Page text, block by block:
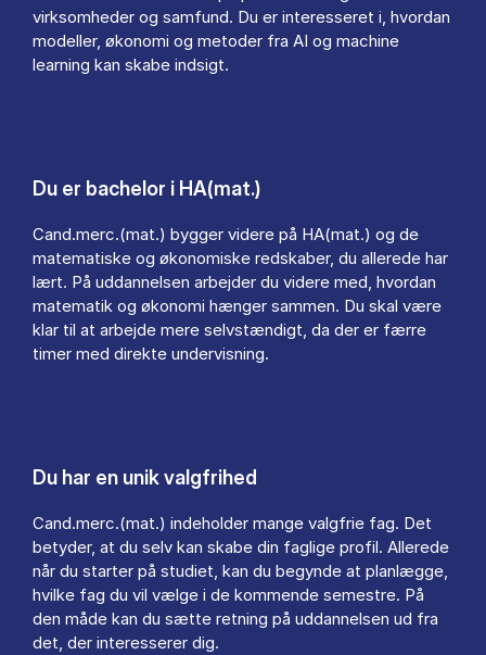
virksomheder og samfund. Du er interesseret i, hvordan
modeller, økonomi og metoder fra AI og machine
learning kan skabe indsigt.
Du er bachelor i HA(mat.)
Cand.merc.(mat.) bygger videre på HA(mat.) og de
matematiske og økonomiske redskaber, du allerede har
lært. På uddannelsen arbejder du videre med, hvordan
matematik og økonomi hænger sammen. Du skal være
klar til at arbejde mere selvstændigt, da der er færre
timer med direkte undervisning.
Du har en unik valgfrihed
Cand.merc.(mat.) indeholder mange valgfrie fag. Det
betyder, at du selv kan skabe din faglige profil. Allerede
når du starter på studiet, kan du begynde at planlægge,
hvilke fag du vil vælge i de kommende semestre. På
den måde kan du sætte retning på uddannelsen ud fra
det, der interesserer dig.